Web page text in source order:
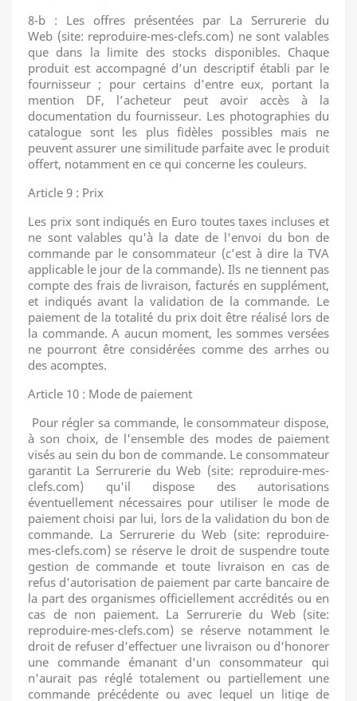
8-b : Les offres présentées par La Serrurerie du
Web (site: reproduire-mes-clefs.com) ne sont valables
que dans la limite des stocks disponibles. Chaque
produit est accompagné d’un descriptif établi par le
fournisseur ; pour certains d’entre eux, portant la
mention DF, l’acheteur peut avoir accès à la
documentation du fournisseur. Les photographies du
catalogue sont les plus fidèles possibles mais ne
peuvent assurer une similitude parfaite avec le produit
offert, notamment en ce qui concerne les couleurs.
Article 9 : Prix
Les prix sont indiqués en Euro toutes taxes incluses et
ne sont valables qu'à la date de l'envoi du bon de
commande par le consommateur (c’est à dire la TVA
applicable le jour de la commande). Ils ne tiennent pas
compte des frais de livraison, facturés en supplément,
et indiqués avant la validation de la commande. Le
paiement de la totalité du prix doit être réalisé lors de
la commande. A aucun moment, les sommes versées
ne pourront être considérées comme des arrhes ou
des acomptes.
Article 10 : Mode de paiement
Pour régler sa commande, le consommateur dispose,
à son choix, de l'ensemble des modes de paiement
visés au sein du bon de commande. Le consommateur
garantit La Serrurerie du Web (site: reproduire-mes-
clefs.com) qu'il dispose des autorisations
éventuellement nécessaires pour utiliser le mode de
paiement choisi par lui, lors de la validation du bon de
commande. La Serrurerie du Web (site: reproduire-
mes-clefs.com) se réserve le droit de suspendre toute
gestion de commande et toute livraison en cas de
refus d'autorisation de paiement par carte bancaire de
la part des organismes officiellement accrédités ou en
cas de non paiement. La Serrurerie du Web (site:
reproduire-mes-clefs.com) se réserve notamment le
droit de refuser d'effectuer une livraison ou d'honorer
une commande émanant d'un consommateur qui
n'aurait pas réglé totalement ou partiellement une
commande précédente ou avec lequel un litige de